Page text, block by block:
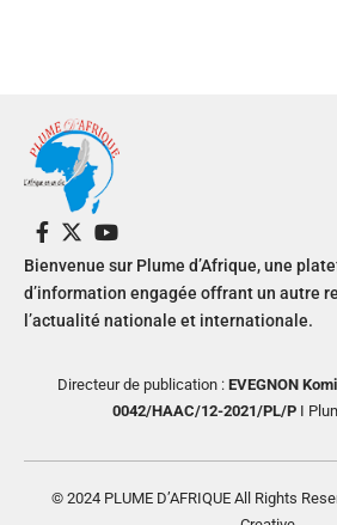
Bienvenue sur Plume d’Afrique, une
d’information engagée offrant un autre
l’actualité nationale et internationale.
Directeur de publication : EVEGNON
0042/HAAC/12-2021/PL/PI
© 2024 PLUME D’AFRIQUE All Rights